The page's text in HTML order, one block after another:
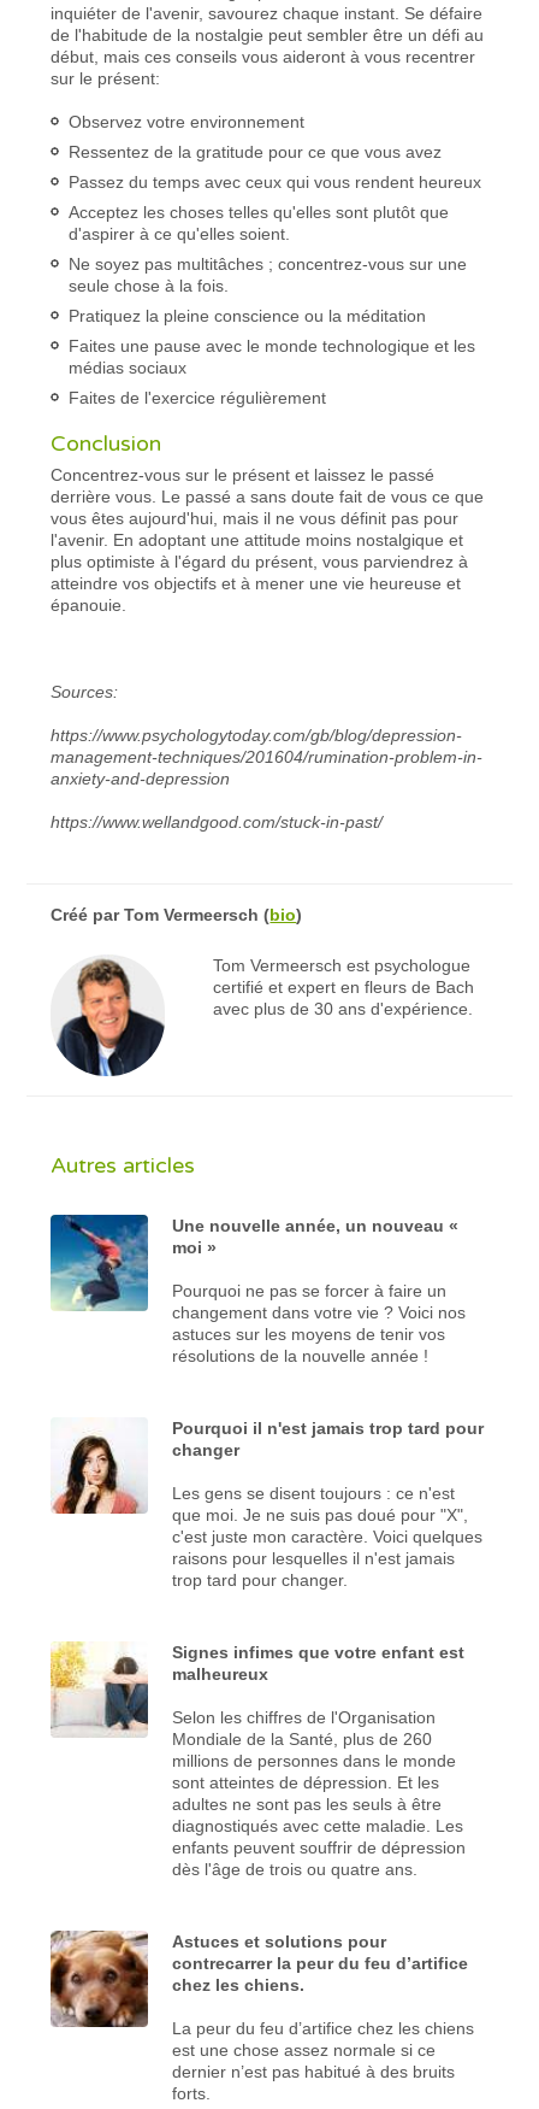
inquiéter de l'avenir, savourez chaque instant. Se défaire
de l'habitude de la nostalgie peut sembler être un défi au
début, mais ces conseils vous aideront à vous recentrer
sur le présent:
Observez votre environnement
Ressentez de la gratitude pour ce que vous avez
Passez du temps avec ceux qui vous rendent heureux
Acceptez les choses telles qu'elles sont plutôt que
d'aspirer à ce qu'elles soient.
Ne soyez pas multitâches ; concentrez-vous sur une
seule chose à la fois.
Pratiquez la pleine conscience ou la méditation
Faites une pause avec le monde technologique et les
médias sociaux
Faites de l'exercice régulièrement
Conclusion
Concentrez-vous sur le présent et laissez le passé
derrière vous. Le passé a sans doute fait de vous ce que
vous êtes aujourd'hui, mais il ne vous définit pas pour
l'avenir. En adoptant une attitude moins nostalgique et
plus optimiste à l'égard du présent, vous parviendrez à
atteindre vos objectifs et à mener une vie heureuse et
épanouie.
Sources:
https://www.psychologytoday.com/gb/blog/depression-
management-techniques/201604/rumination-problem-in-
anxiety-and-depression
https://www.wellandgood.com/stuck-in-past/
Créé parTom Vermeersch (bio)
Tom Vermeersch est psychologue
certifié et expert en fleurs de Bach
avec plus de 30 ans d'expérience.
Autres articles
Une nouvelle année, un nouveau «
moi »
Pourquoi ne pas se forcer à faire un
changement dans votre vie ? Voici nos
astuces sur les moyens de tenir vos
résolutions de la nouvelle année !
Pourquoi il n'est jamais trop tard pour
changer
Les gens se disent toujours : ce n'est
que moi. Je ne suis pas doué pour "X",
c'est juste mon caractère. Voici quelques
raisons pour lesquelles il n'est jamais
trop tard pour changer.
Signes infimes que votre enfant est
malheureux
Selon les chiffres de l'Organisation
Mondiale de la Santé, plus de 260
millions de personnes dans le monde
sont atteintes de dépression. Et les
adultes ne sont pas les seuls à être
diagnostiqués avec cette maladie. Les
enfants peuvent souffrir de dépression
dès l'âge de trois ou quatre ans.
Astuces et solutions pour
contrecarrer la peur du feu d’artifice
chez les chiens.
La peur du feu d’artifice chez les chiens
est une chose assez normale si ce
dernier n’est pas habitué à des bruits
forts.